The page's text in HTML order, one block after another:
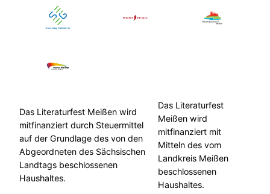
Das Literaturfest Meißen wird
mitfinanziert durch Steuermittel
auf der Grundlage des von den
Abgeordneten des Sächsischen
Landtags beschlossenen
Haushaltes.
Das Literaturfest
Meißen wird
mitfinanziert mit
Mitteln des vom
Landkreis Meißen
beschlossenen
Haushaltes.